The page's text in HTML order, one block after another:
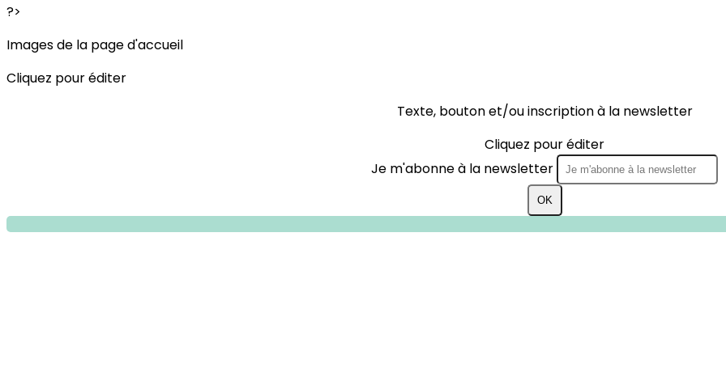
?>
Images de la page d'accueil
Cliquez pour éditer
Texte, bouton et/ou inscription à la newsletter
Cliquez pour éditer
Je m'abonne à la newsletter
OK